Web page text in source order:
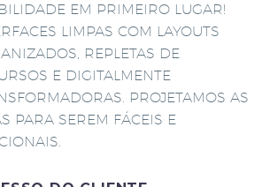
EM PRIMEIRO LUGAR!
LIMPAS COM LAYOUTS
REPLETAS DE
E DIGITALMENTE
PROJETAMOS AS
PARA SEREM FÁCEIS E